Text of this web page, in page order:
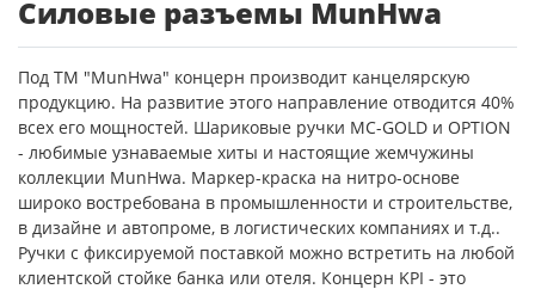
Силовые разъемы MunHwa
Под ТМ "MunHwa" концерн производит канцелярскую
продукцию. На развитие этого направление отводится 40%
всех его мощностей. Шариковые ручки MC-GOLD и OPTION
- любимые узнаваемые хиты и настоящие жемчужины
коллекции MunHwa. Маркер-краска на нитро-основе
широко востребована в промышленности и строительстве,
в дизайне и автопроме, в логистических компаниях и т.д..
Ручки с фиксируемой поставкой можно встретить на любой
клиентской стойке банка или отеля. Концерн KPI - это